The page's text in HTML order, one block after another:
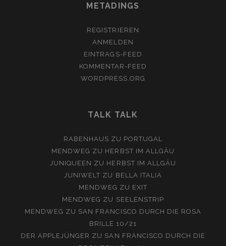
METADINGS
REGISTRIEREN
ANMELDEN
EINTRAGS-FEED
KOMMENTAR-FEED
WORDPRESS.ORG
TALK TALK
RABENHAUS ZU PORTUGAL
MENDWEG ZU HERBST IM ALLGÄU
JUNIQUEEN ZU HERBST IM ALLGÄU
JUNIWELT ZU BELLA ITALIA
MENDWEG ZU EXIT
MENDWEG ZU SEELENSTRIP
MENDWEG ZU SAN FRANCISCO DURCH DIE ROSA
BRILLE 10/21
DER APPLEJÜNGER ZU SAN FRANCISCO DURCH DIE